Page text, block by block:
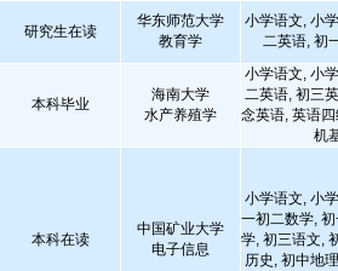
研究生在读
华东师范大学
教育学
小学语文, 小
二英语, 初
本科毕业
海南大学
水产养殖学
小学语文, 小
二英语, 初三
念英语, 英语
机
本科在读
中国矿业大学
电子信息
小学语文, 小
一初二数学,
学, 初三语文,
历史, 初中地